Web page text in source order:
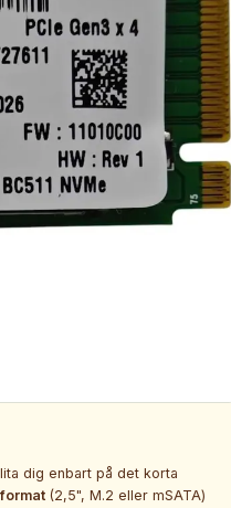
dig enbart på det korta
format (2,5", M.2 eller mSATA)